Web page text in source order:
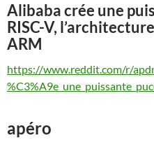
Alibaba crée une
RISC-V,
ARM
https://www.reddit.com/r/
apéro